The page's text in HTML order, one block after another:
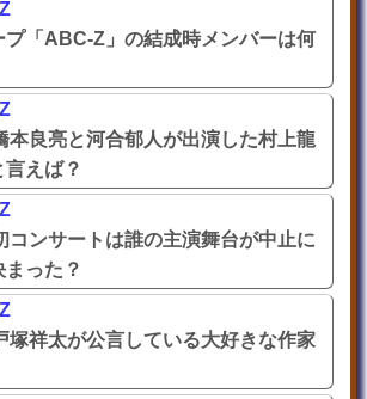
プ「ABC-Z」の結成時メンバーは何
本良亮と河合郁人が出演した村上龍
えば？
コンサートは誰の主演舞台が中止に
った？
塚祥太が公言している大好きな作家